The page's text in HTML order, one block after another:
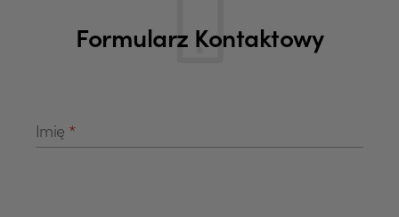
Formularz Kontaktowy
Imię *